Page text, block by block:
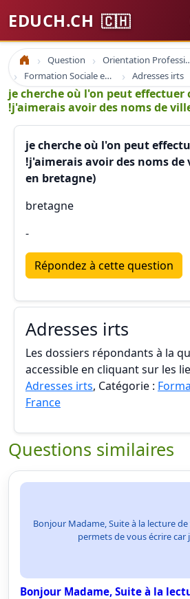
EDUCH.CH 🇨🇭
Accueil Question
Formation Sociale en France
Adresses irts
je cherche où l'on peut effectuer
!j'aimerais avoir des noms de
je cherche où l'on peut
!j'aimerais avoir des noms
en bretagne)
bretagne
-
Répondez à cette question
Adresses irts
Les dossiers répondants à la
accessible en cliquant sur les
Adresses irts, Catégorie :
France
Questions similaires
Bonjour Madame, Suite à la lecture
permets de vous écrire car
Bonjour Madame, Suite à la